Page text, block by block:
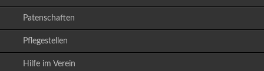
Patenschaften
Pflegestellen
Hilfe im Verein